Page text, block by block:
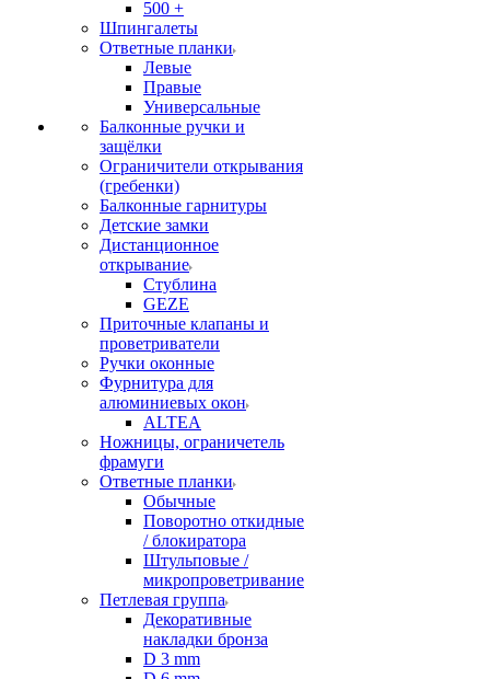
500 +
Шпингалеты
Ответные планки
Левые
Правые
Универсальные
Балконные ручки и
защёлки
Ограничители открывания
(гребенки)
Балконные гарнитуры
Детские замки
Дистанционное
открывание
Стублина
GEZE
Приточные клапаны и
проветриватели
Ручки оконные
Фурнитура для
алюминиевых окон
ALTEA
Ножницы, ограничетель
фрамуги
Ответные планки
Обычные
Поворотно откидные
/ блокиратора
Штульповые /
микропроветривание
Петлевая группа
Декоративные
накладки бронза
D 3 mm